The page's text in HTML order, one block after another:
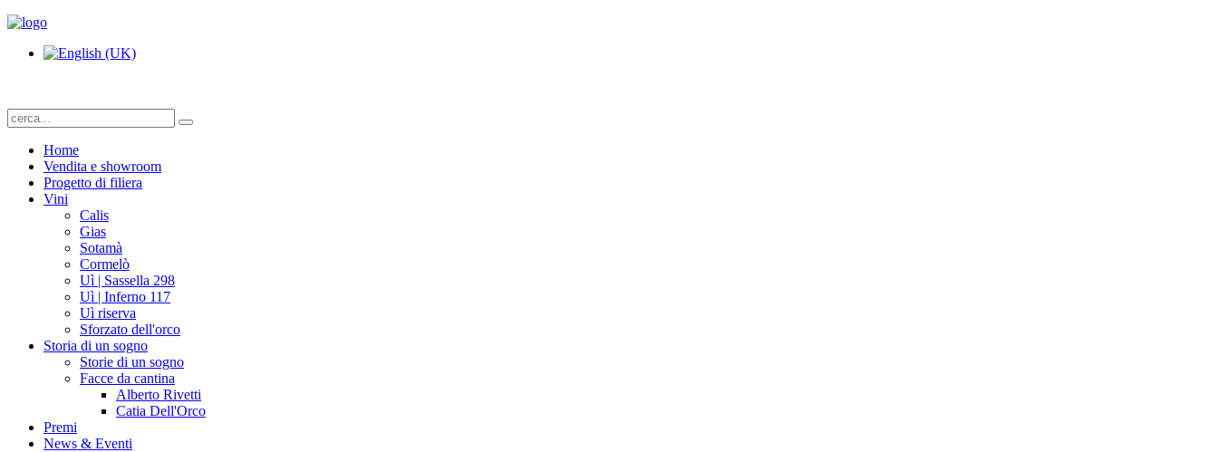
Home
Vendita e showroom
Progetto di filiera
Vini
Calis
Gias
Sotamà
Cormelò
Uì | Sassella 298
Uì | Inferno 117
Uì riserva
Sforzato dell'orco
Storia di un sogno
Storie di un sogno
Facce da cantina
Alberto Rivetti
Catia Dell'Orco
Premi
News & Eventi